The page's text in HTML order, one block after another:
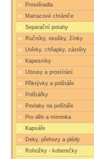
Prostěradla
Matracové chrániče
Separační potahy
Ručníky, osušky, žínky
Utěrky, chňapky, zástěry
Kapesníky
Ubrusy a prostírání
Přikrývky a polštáře
Polštářky
Povlaky na polštáře
Pro děti a miminka
Kapsáře
Deky, přehozy a plédy
Rohožky - koberečky